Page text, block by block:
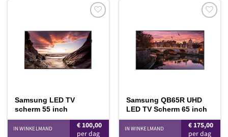
Toevoegen
aan
verlanglijst
Samsung LED TV
scherm 55 inch
€ 100,00
IN WINKELMAND
Toevoegen
aan
verlanglijst
Samsung QB65R UHD
LED TV Scherm 65 inch
€ 175,00
IN WINKELMAND